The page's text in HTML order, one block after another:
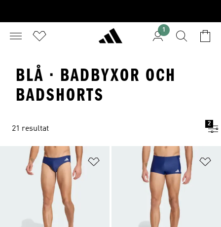
1
BLÅ · BADBYXOR OCH
BADSHORTS
21 resultat
2
Lägg till på önskelistan